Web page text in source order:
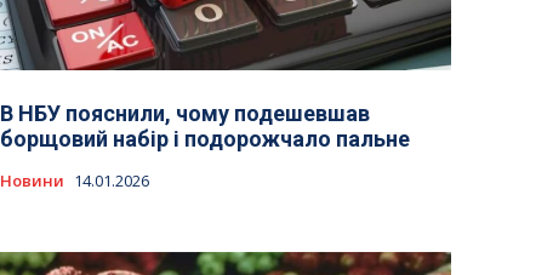
В НБУ пояснили, чому подешевшав
борщовий набір і подорожчало пальне
Новини 14.01.2026